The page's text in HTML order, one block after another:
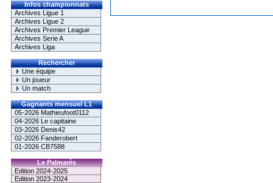
Infos championnats
Archives Ligue 1
Archives Ligue 2
Archives Premier League
Archives Serie A
Archives Liga
Rechercher
Une équipe
Un joueur
Un match
Gagnants mensuel L1
05-2026 Mathieufoot0112
04-2026 Le capitaine
03-2026 Denis42
02-2026 Fanderobert
01-2026 CB7588
Le Palmarès
Edition 2024-2025
Edition 2023-2024